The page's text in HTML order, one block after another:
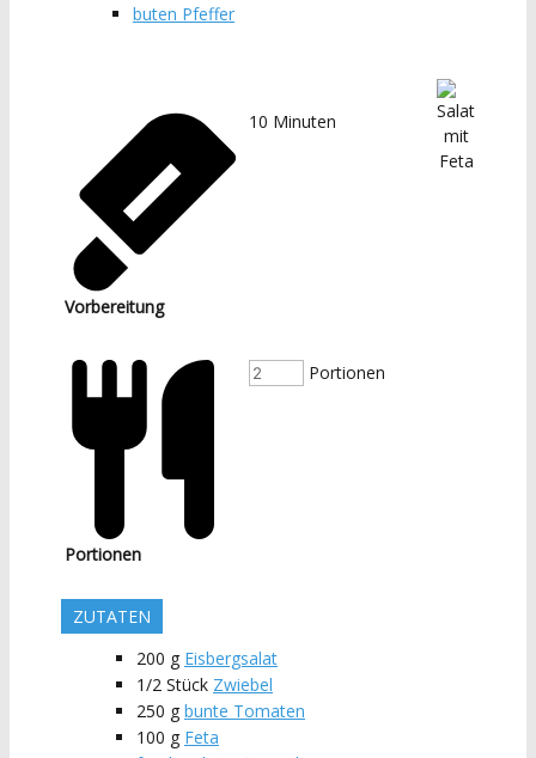
buten Pfeffer
Vorbereitung
10 Minuten
Portionen
Portionen
ZUTATEN
200 g Eisbergsalat
1/2 Stück Zwiebel
250 g bunte Tomaten
100 g Feta